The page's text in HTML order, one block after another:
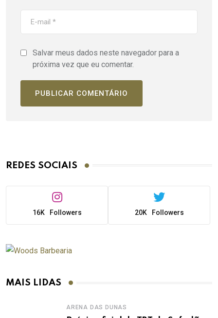
Salvar meus dados neste navegador para a
próxima vez que eu comentar.
REDES SOCIAIS
16K Followers 20K Followers
MAIS LIDAS
ARENA DAS DUNAS